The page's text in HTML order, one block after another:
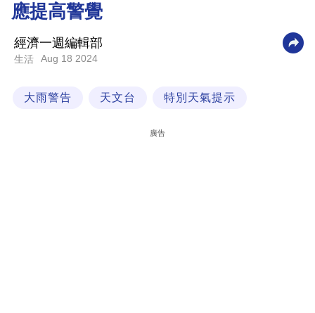
業
科
技
應提高警覺
經濟一週編輯部
生活 Aug 18 2024
大雨警告 天文台 特別天氣提示
廣告